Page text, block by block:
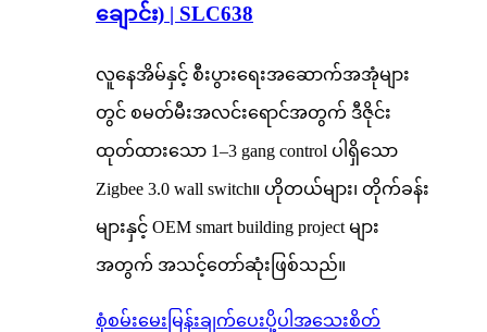
ချောင်း) | SLC638
လူနေအိမ်နှင့် စီးပွားရေးအဆောက်အအုံများ
တွင် စမတ်မီးအလင်းရောင်အတွက် ဒီဇိုင်း
ထုတ်ထားသော 1–3 gang control ပါရှိသော
Zigbee 3.0 wall switch။ ဟိုတယ်များ၊ တိုက်ခန်း
များနှင့် OEM smart building project များ
အတွက် အသင့်တော်ဆုံးဖြစ်သည်။
စုံစမ်းမေးမြန်းချက်ပေးပို့ပါ အသေးစိတ်